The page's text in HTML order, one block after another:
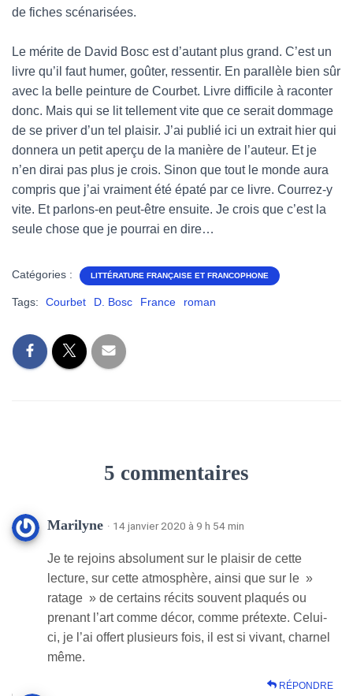
de fiches scénarisées.
Le mérite de David Bosc est d’autant plus grand. C’est un
livre qu’il faut humer, goûter, ressentir. En parallèle bien sûr
avec la belle peinture de Courbet. Livre difficile à raconter
donc. Mais qui se lit tellement vite que ce serait dommage
de se priver d’un tel plaisir. J’ai publié ici un extrait hier qui
donnera un petit aperçu de la manière de l’auteur. Et je
n’en dirai pas plus je crois. Sinon que tout le monde aura
compris que j’ai vraiment été épaté par ce livre. Courrez-y
vite. Et parlons-en peut-être ensuite. Je crois que c’est la
seule chose que je pourrai en dire…
Catégories : LITTÉRATURE FRANÇAISE ET FRANCOPHONE
Tags: Courbet D. Bosc France roman
5 commentaires
Marilyne · 14 janvier 2020 à 9 h 54 min
Je te rejoins absolument sur le plaisir de cette
lecture, sur cette atmosphère, ainsi que sur le »
ratage » de certains récits souvent plaqués ou
prenant l’art comme décor, comme prétexte. Celui-
ci, je l’ai offert plusieurs fois, il est si vivant, charnel
même.
RÉPONDRE